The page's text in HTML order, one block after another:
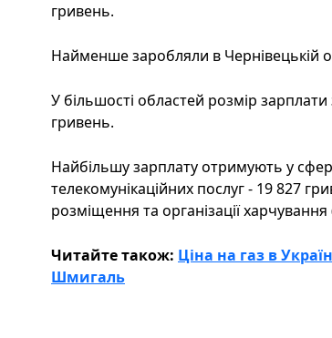
гривень.
Найменше заробляли в Чернівецькій
У більшості областей розмір
гривень.
Найбільшу зарплату отримують у
телекомунікаційних послуг - 19 827
розміщення та організації
Читайте також: Ціна на газ в
Шмигаль